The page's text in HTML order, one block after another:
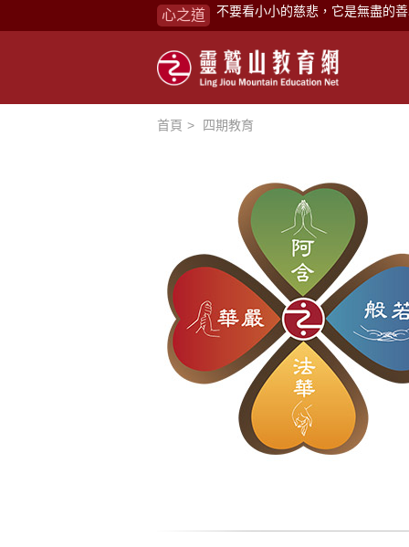
心之道 禪修，讓思緒單純，讓靈性清楚
念頭在心頭，不舒服；轉個念頭
煩惱如同下雨，當雨過天晴，雨
懂得消化煩惱，便能讓生活自在
不執著、不妄想，當下即圓滿。
心不跟隨現下煩惱，不隨就不會
學佛，就是學著拭去塵埃。
不要看小小的慈悲，它是無盡的
禪修，讓思緒單純，讓靈性清楚
念頭在心頭，不舒服；轉個念頭
煩惱如同下雨，當雨過天晴，雨
懂得消化煩惱，便能讓生活自在
負面是惡業，消極是惡業，悲觀
首頁 四期教育